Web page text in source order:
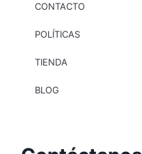
CONTACTO
POLÍTICAS
TIENDA
BLOG